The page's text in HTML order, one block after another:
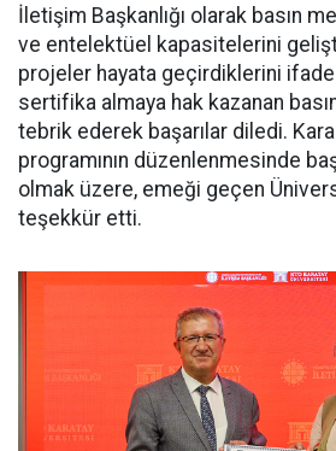
İletişim Başkanlığı olarak basın
ve entelektüel kapasitelerini
projeler hayata geçirdiklerini
sertifika almaya hak kazanan
tebrik ederek başarılar diledi.
programının düzenlenmesinde
olmak üzere, emeği geçen
teşekkür etti.